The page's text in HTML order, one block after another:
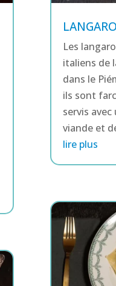
Les
italiens de
dans le
ils sont
servis avec
viande et
lire plus